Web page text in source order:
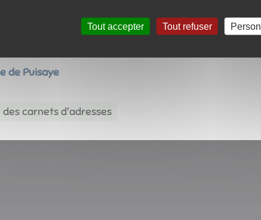
de Puisaye
carnets d'adresses
Tout accepter Tout refuser